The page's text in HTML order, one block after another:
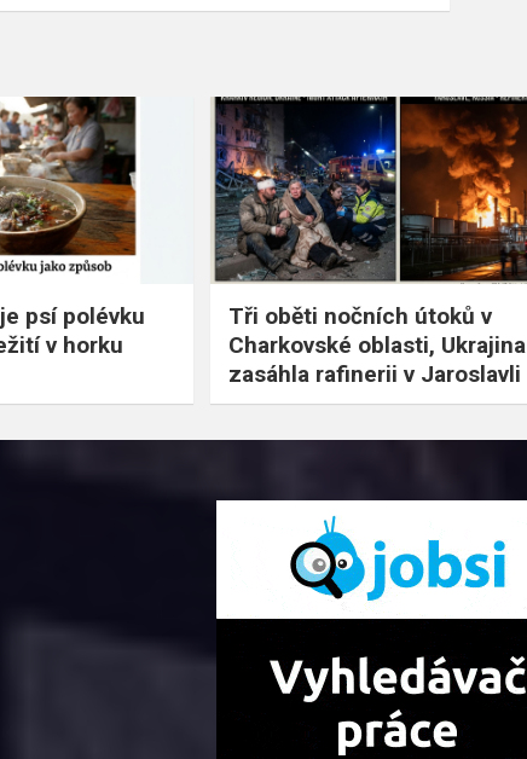
psí polévku
v horku
Tři oběti nočních útoků v
Charkovské oblasti, Ukrajina
zasáhla rafinerii v Jaroslavli